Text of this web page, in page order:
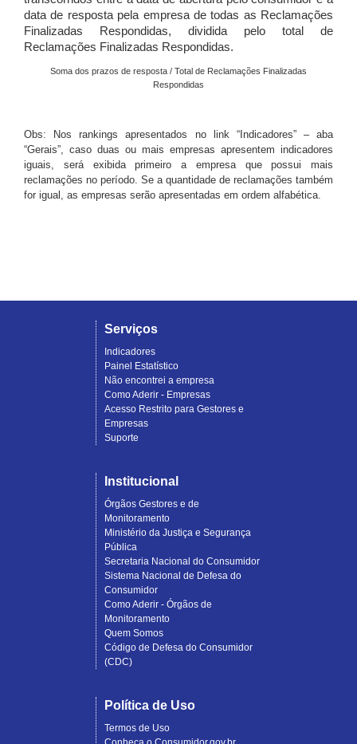
data de resposta pela empresa de todas as Reclamações
Finalizadas Respondidas, dividida pelo total de
Reclamações Finalizadas Respondidas.
Soma dos prazos de resposta / Total de Reclamações Finalizadas
Respondidas
Obs: Nos rankings apresentados no link “Indicadores” – aba
“Gerais”, caso duas ou mais empresas apresentem indicadores
iguais, será exibida primeiro a empresa que possui mais
reclamações no período. Se a quantidade de reclamações também
for igual, as empresas serão apresentadas em ordem alfabética.
Serviços
Indicadores
Painel Estatístico
Não encontrei a empresa
Como Aderir - Empresas
Acesso Restrito para Gestores e
Empresas
Suporte
Institucional
Órgãos Gestores e de
Monitoramento
Ministério da Justiça e Segurança
Pública
Secretaria Nacional do Consumidor
Sistema Nacional de Defesa do
Consumidor
Como Aderir - Órgãos de
Monitoramento
Quem Somos
Código de Defesa do Consumidor
(CDC)
Política de Uso
Termos de Uso